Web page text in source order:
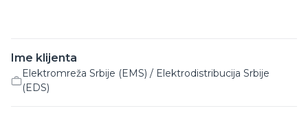
Ime klijenta
Elektromreža Srbije (EMS) / Elektrodistribucija Srbije
(EDS)